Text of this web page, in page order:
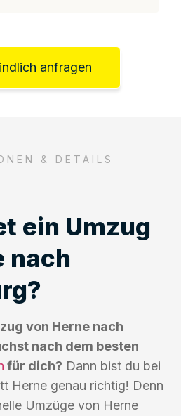
anfragen
& DETAILS
ein Umzug
nach
von Herne nach
nach dem besten
für dich? Dann bist du bei
Herne genau richtig! Denn
Umzüge von Herne